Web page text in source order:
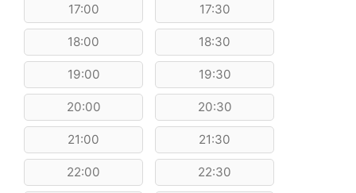
17:00 17:30
18:00 18:30
19:00 19:30
20:00 20:30
21:00 21:30
22:00 22:30